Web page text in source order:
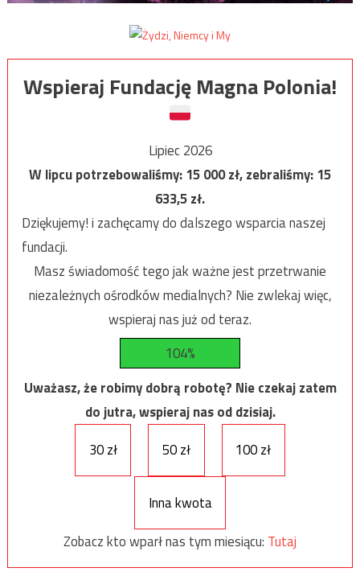
Wspieraj Fundację Magna Polonia!
Lipiec 2026
W lipcu potrzebowaliśmy:15 000zł, zebraliśmy:15
633,5zł.
Dziękujemy! i zachęcamy do dalszego wsparcia naszej
fundacji.
Masz świadomość tego jak ważne jest przetrwanie
niezależnych ośrodków medialnych? Nie zwlekaj więc,
wspieraj nas już od teraz.
104%
Uważasz, że robimy dobrą robotę? Nie czekaj zatem
do jutra, wspieraj nas od dzisiaj.
30 zł
50 zł 100 zł
Inna kwota
Zobacz kto wparł nas tym miesiącu: Tutaj